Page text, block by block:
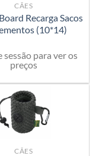
CÃES
Recarga Sacos
(10*14)
sessão para ver os
preços
CÃES